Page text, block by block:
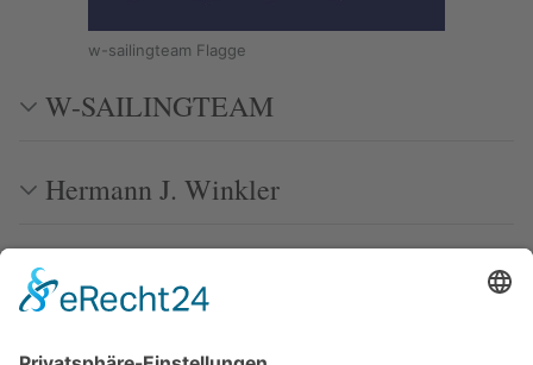
w-sailingteam Flagge
W-SAILINGTEAM
Hermann J. Winkler
Törnberichte und Revierinformationen
Publikationen in Segelmagazinen